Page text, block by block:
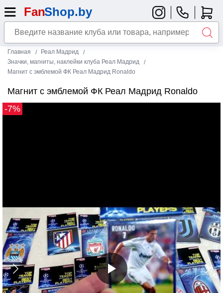
Главная
Реал Мадрид
Значки, магниты, наклейки клуба Реал Мадрид
Магнит с эмблемой ФК Реал Мадрид Ronaldo
Магнит с эмблемой ФК Реал Мадрид Ronaldo
-7%